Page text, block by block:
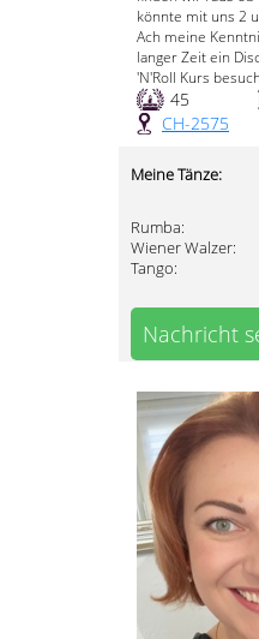
könnte mit uns 2
Ach meine
langer Zeit ein
'N'Roll Kurs
45
CH-2575
Meine Tänze:
Rumba:
Wiener Walzer:
Tango:
Nachricht